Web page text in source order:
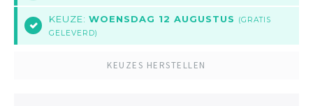
8
KEUZE: WOENSDAG 12 AUGUSTUS
(GRATIS
GELEVERD)
KEUZES HERSTELLEN